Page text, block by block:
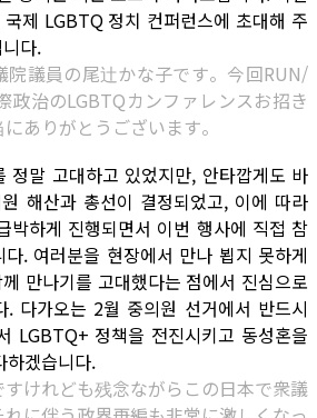
제 LGBTQ 정치 컨퍼런스에 초대해 주
다.
院議員の尾辻かな子です。今回RUN/
政治のLGBTQカンファレンスお招き
ありがとうございます。
정말 고대하고 있었지만, 안타깝게도 바
해산과 총선이 결정되었고, 이에 따라
박하게 진행되면서 이번 행사에 직접 참
. 여러분을 현장에서 만나 뵙지 못하게
만나기를 고대했다는 점에서 진심으로
. 다가오는 2월 중의원 선거에서 반드시
LGBTQ+ 정책을 전진시키고 동성혼을
하겠습니다.
けれども残念ながらこの日本で衆議